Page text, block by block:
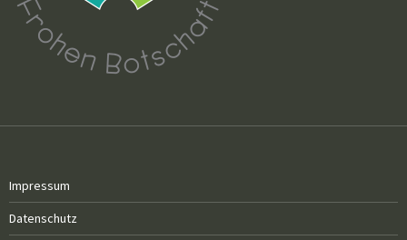
Impressum
Datenschutz